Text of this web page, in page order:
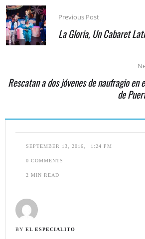
SEPTEMBER 13, 2016 1:24 PM
0 COMMENTS
2 MIN READ
BY EL ESPECIALITO
Previous Post
La Gloria, Un Cabaret
Rescatan a dos jóvenes de naufragio en
de